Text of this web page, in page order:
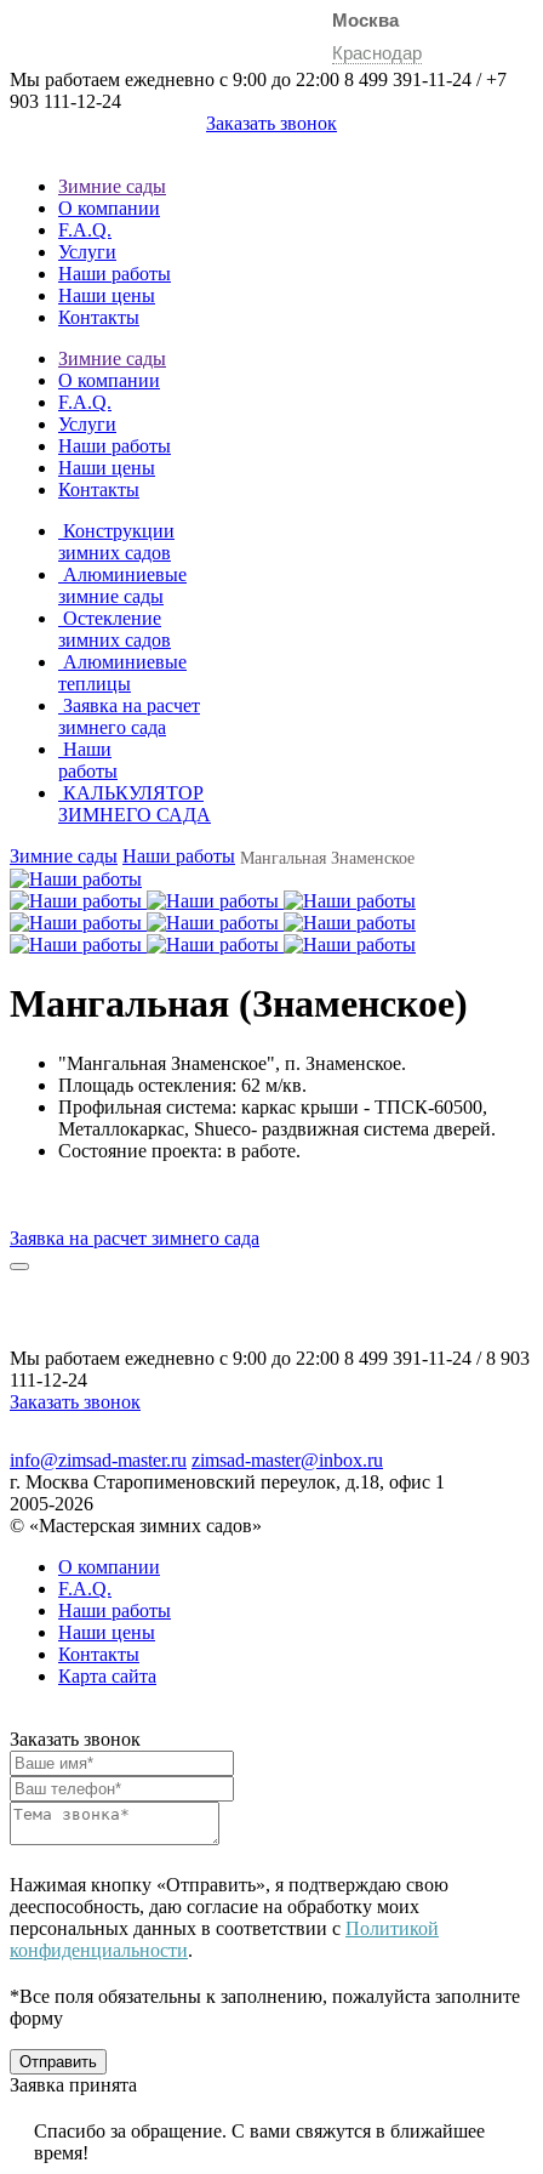
Москва
Краснодар
Мы работаем ежедневно с 9:00 до 22:00 8 499 391-11-24 /+7
903 111-12-24
Заказать звонок
Зимние сады
О компании
F.A.Q.
Услуги
Наши работы
Наши цены
Контакты
Зимние сады
О компании
F.A.Q.
Услуги
Наши работы
Наши цены
Контакты
Конструкции
зимних садов
Алюминиевые
зимние сады
Остекление
зимних садов
Алюминиевые
теплицы
Заявка на расчет
зимнего сада
Наши
работы
КАЛЬКУЛЯТОР
ЗИМНЕГО САДА
Зимние сады Наши работы Мангальная Знаменское
Мангальная (Знаменское)
"Мангальная Знаменское", п. Знаменское.
Площадь остекления: 62 м/кв.
Профильная система: каркас крыши - ТПСК-60500,
Металлокаркас, Shueco- раздвижная система дверей.
Состояние проекта: в работе.
Заявка на расчет зимнего сада
Мы работаем ежедневно с 9:00 до 22:00 8 499 391-11-24 /8 903
111-12-24
Заказать звонок
info@zimsad-master.ru zimsad-master@inbox.ru
г. Москва Старопименовский переулок, д.18, офис 1
2005-2026
© «Мастерская зимних садов»
О компании
F.A.Q.
Наши работы
Наши цены
Контакты
Карта сайта
Заказать звонок
Нажимая кнопку «Отправить», я подтверждаю свою
дееспособность, даю согласие на обработку моих
персональных данных в соответствии с Политикой
конфиденциальности.
*Все поля обязательны к заполнению, пожалуйста заполните
форму
Отправить
Заявка принята
Спасибо за обращение. С вами свяжутся в ближайшее
время!